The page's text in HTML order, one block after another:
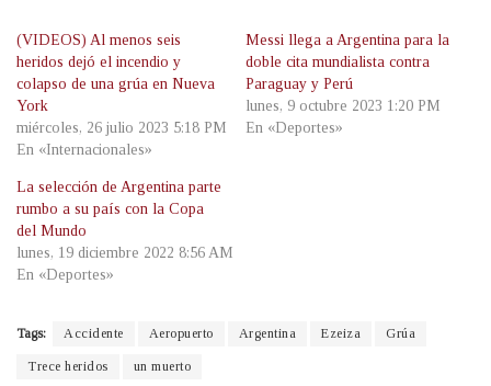
(VIDEOS) Al menos seis
heridos dejó el incendio y
colapso de una grúa en Nueva
York
miércoles, 26 julio 2023 5:18 PM
En «Internacionales»
Messi llega a Argentina para la
doble cita mundialista contra
Paraguay y Perú
lunes, 9 octubre 2023 1:20 PM
En «Deportes»
La selección de Argentina parte
rumbo a su país con la Copa
del Mundo
lunes, 19 diciembre 2022 8:56 AM
En «Deportes»
Tags: Accidente Aeropuerto Argentina Ezeiza Grúa
Trece heridos un muerto